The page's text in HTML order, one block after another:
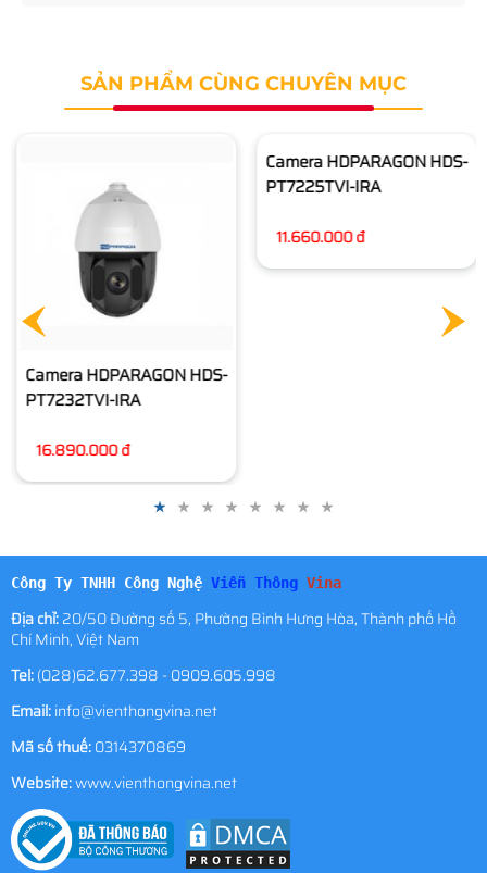
SẢN PHẨM CÙNG CHUYÊN MỤC
Camera HDPARAGON HDS-
PT7232TVI-IRA
16.890.000 đ
Công Ty TNHH Công Nghệ Viễn Thông Vina
Địa chỉ:20/50 Đường số 5, Phường Bình Hưng Hòa, Thành phố Hồ
Chí Minh, Việt Nam
Tel:(028)62.677.398 - 0909.605.998
Email:info@vienthongvina.net
Mã số thuế:0314370869
Website:www.vienthongvina.net